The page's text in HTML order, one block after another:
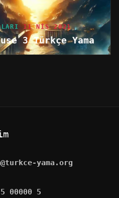
11 NIS 2021
3 Türkçe Yama
yama.org
00000 5